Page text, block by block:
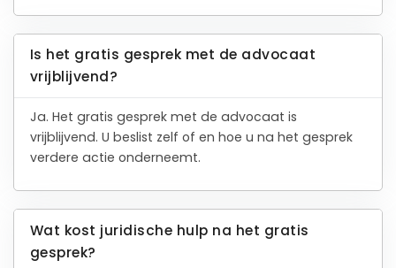
Is het gratis gesprek met de advocaat
vrijblijvend?
Ja. Het gratis gesprek met de advocaat is
vrijblijvend. U beslist zelf of en hoe u na het gesprek
verdere actie onderneemt.
Wat kost juridische hulp na het gratis
gesprek?